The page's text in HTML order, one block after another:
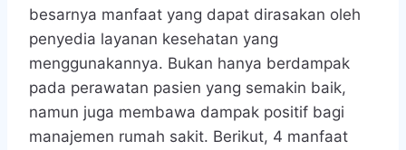
besarnya manfaat yang dapat dirasakan oleh
penyedia layanan kesehatan yang
menggunakannya. Bukan hanya berdampak
pada perawatan pasien yang semakin baik,
namun juga membawa dampak positif bagi
manajemen rumah sakit. Berikut, 4 manfaat